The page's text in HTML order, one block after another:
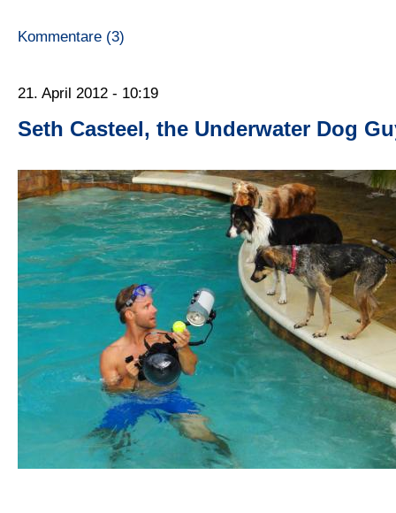
Kommentare (3)
21. April 2012 - 10:19
Seth Casteel, the Underwater Dog